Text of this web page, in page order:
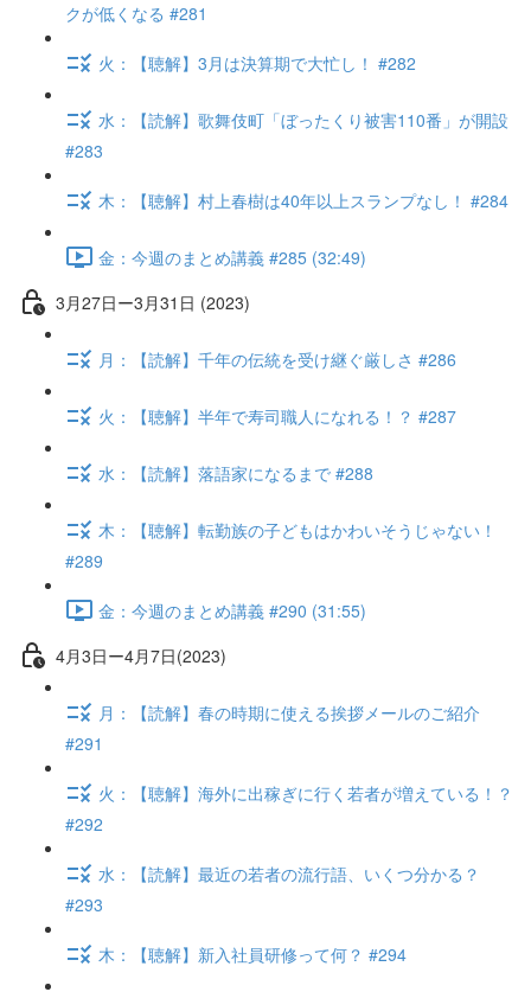
クが低くなる #281
火：【聴解】3月は決算期で大忙し！ #282
水：【読解】歌舞伎町「ぼったくり被害110番」が開設
#283
木：【聴解】村上春樹は40年以上スランプなし！ #284
金：今週のまとめ講義 #285 (32:49)
3月27日ー3月31日 (2023)
月：【読解】千年の伝統を受け継ぐ厳しさ #286
火：【聴解】半年で寿司職人になれる！？ #287
水：【読解】落語家になるまで #288
木：【聴解】転勤族の子どもはかわいそうじゃない！
#289
金：今週のまとめ講義 #290 (31:55)
4月3日ー4月7日(2023)
月：【読解】春の時期に使える挨拶メールのご紹介
#291
火：【聴解】海外に出稼ぎに行く若者が増えている！？
#292
水：【読解】最近の若者の流行語、いくつ分かる？
#293
木：【聴解】新入社員研修って何？ #294